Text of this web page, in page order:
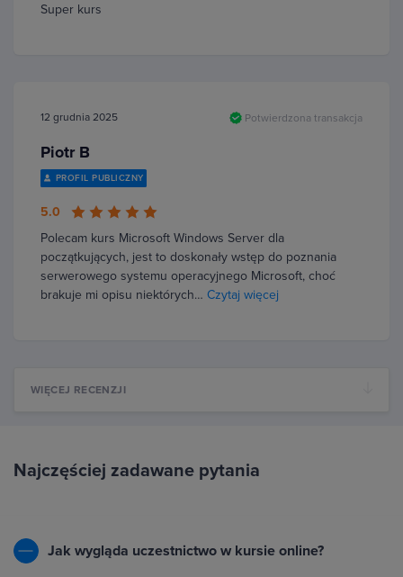
Super kurs
12 grudnia 2025 Potwierdzona transakcja
Piotr B
PROFIL PUBLICZNY
5.0
Polecam kurs Microsoft Windows Server dla
początkujących, jest to doskonały wstęp do poznania
serwerowego systemu operacyjnego Microsoft, choć
brakuje mi opisu niektórych… Czytaj więcej
WIĘCEJ RECENZJI
Najczęściej zadawane pytania
Jak wygląda uczestnictwo w kursie online?